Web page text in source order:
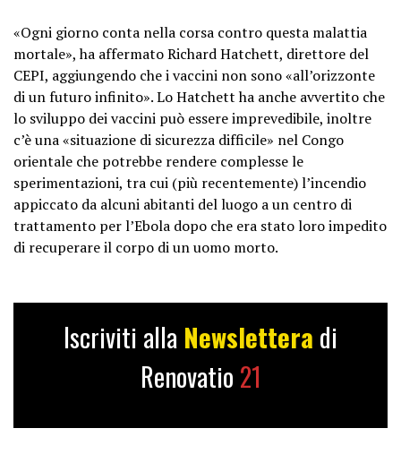
«Ogni giorno conta nella corsa contro questa malattia
mortale», ha affermato Richard Hatchett, direttore del
CEPI, aggiungendo che i vaccini non sono «all’orizzonte
di un futuro infinito». Lo Hatchett ha anche avvertito che
lo sviluppo dei vaccini può essere imprevedibile, inoltre
c’è una «situazione di sicurezza difficile» nel Congo
orientale che potrebbe rendere complesse le
sperimentazioni, tra cui (più recentemente) l’incendio
appiccato da alcuni abitanti del luogo a un centro di
trattamento per l’Ebola dopo che era stato loro impedito
di recuperare il corpo di un uomo morto.
Iscriviti alla Newslettera di
Renovatio 21